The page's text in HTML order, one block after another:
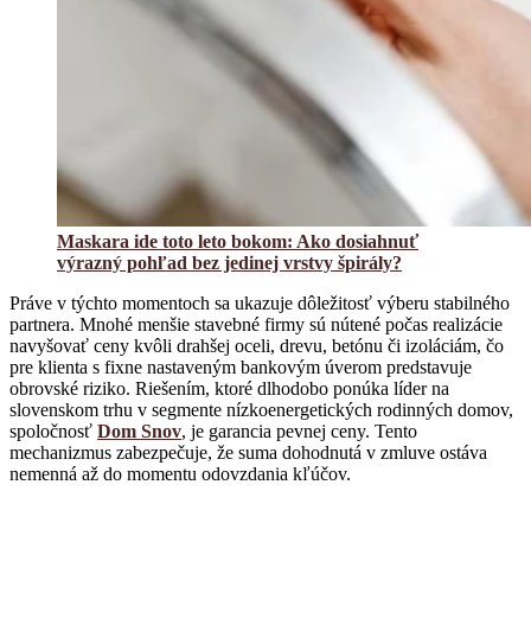
Maskara ide toto leto bokom: Ako dosiahnuť
výrazný pohľad bez jedinej vrstvy špirály?
Práve v týchto momentoch sa ukazuje dôležitosť výberu stabilného
partnera. Mnohé menšie stavebné firmy sú nútené počas realizácie
navyšovať ceny kvôli drahšej oceli, drevu, betónu či izoláciám, čo
pre klienta s fixne nastaveným bankovým úverom predstavuje
obrovské riziko. Riešením, ktoré dlhodobo ponúka líder na
slovenskom trhu v segmente nízkoenergetických rodinných domov,
spoločnosť Dom Snov, je garancia pevnej ceny. Tento
mechanizmus zabezpečuje, že suma dohodnutá v zmluve ostáva
nemenná až do momentu odovzdania kľúčov.